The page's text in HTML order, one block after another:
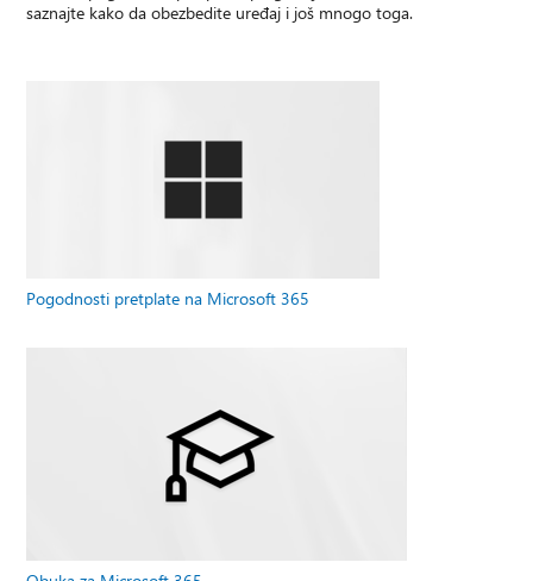
saznajte kako da obezbedite uređaj i još mnogo toga.
Pogodnosti pretplate na Microsoft 365